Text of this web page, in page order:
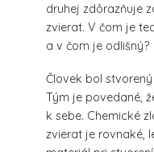
druhej zdôrazňuje
zvierat. V čom je
a v čom je odlišný?
Človek bol
Tým je povedané,
k sebe. Chemické
zvierat je rovnaké,